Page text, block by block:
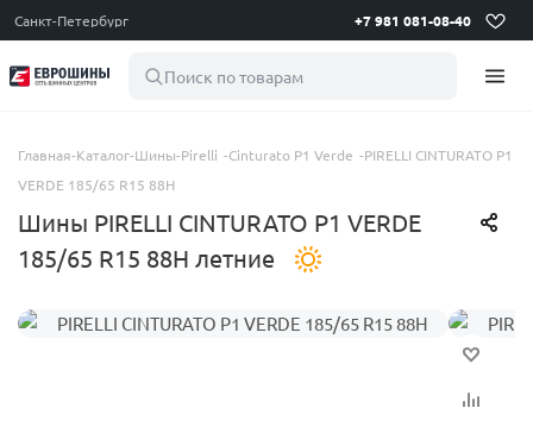
Санкт-Петербург +7 981 081-08-40
Поиск по товарам
Главная-Каталог-Шины-Pirelli -Cinturato P1 Verde -PIRELLI CINTURATO P1
VERDE 185/65 R15 88H
Шины PIRELLI CINTURATO P1 VERDE
185/65 R15 88H летние